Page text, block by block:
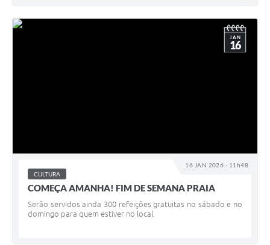
16 JAN 2026 - 11h48
JAN
16
CULTURA
COMEÇA AMANHA! FIM DE SEMANA PRAIA
Serão servidos ainda 300 refeições gratuitas no sábado e no
domingo para quem estiver no local.